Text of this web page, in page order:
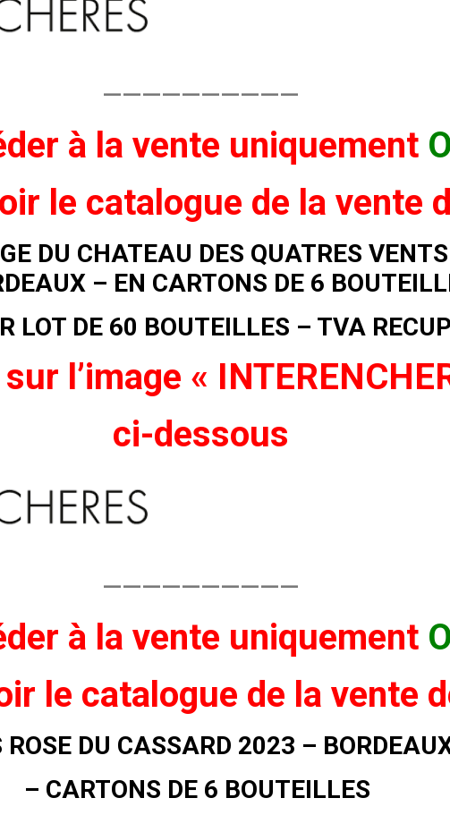
——————————
à la vente uniquement
le catalogue de la vente
DU CHATEAU DES QUATRES
– EN CARTONS DE 6
LOT DE 60 BOUTEILLES – TVA
l’image «
ci-dessous
——————————
à la vente uniquement
le catalogue de la vente
DU CASSARD 2023 –
– CARTONS DE 6 BOUTEILLES